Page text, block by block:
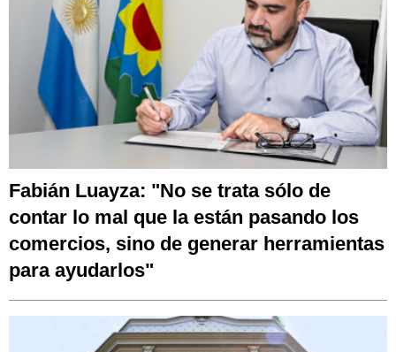
Fabián Luayza: "No se trata sólo de
contar lo mal que la están pasando los
comercios, sino de generar herramientas
para ayudarlos"